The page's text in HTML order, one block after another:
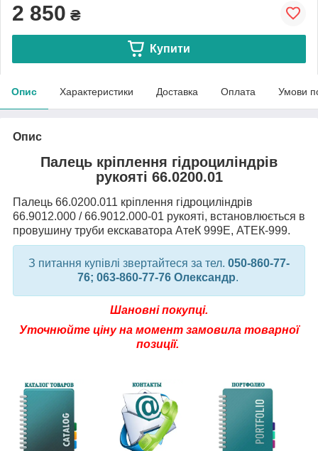
2 850 ₴
Купити
Опис Характеристики Доставка Оплата Умови
Опис
Палець кріплення гідроциліндрів
рукояті 66.0200.01
Палець 66.0200.011 кріплення гідроциліндрів
66.9012.000 / 66.9012.000-01 рукояті, встановлюється в
провушину труби екскаватора АтеК 999Е, АТЕК-999.
З питання купівлі звертайтеся за тел. 050-860-77-
76; 063-860-77-76 Олександр.
Шановні покупці.
Уточнюйте ціну на момент замовила товарної
позиції.